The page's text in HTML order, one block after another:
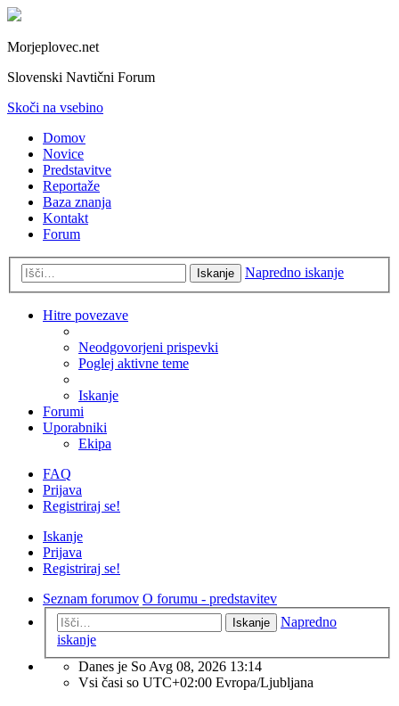
Morjeplovec.net
Slovenski Navtični Forum
Skoči na vsebino
Domov
Novice
Predstavitve
Reportaže
Baza znanja
Kontakt
Forum
Iskanje Napredno iskanje
Hitre povezave
Neodgovorjeni prispevki
Poglej aktivne teme
Iskanje
Forumi
Uporabniki
Ekipa
FAQ
Prijava
Registriraj se!
Iskanje
Prijava
Registriraj se!
Seznam forumov O forumu - predstavitev
Iskanje
Napredno
iskanje
Danes je So Avg 08, 2026 13:14
Vsi časi so UTC+02:00 Evropa/Ljubljana